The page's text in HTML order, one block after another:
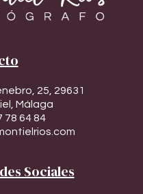
25, 29631
Málaga
78 64 84
Sociales